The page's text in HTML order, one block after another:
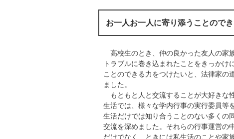
お一人お一人に寄り添うことので
高校生のとき、仲の良かった友人の家
トラブルに巻き込まれたことをきっかけ
ことのできる力をつけたいと、法律家の
ました。
もともと人と交流することが大好きな
生活では、様々な学内行事の実行委員等
生活だけでは知り合うことのない多くの
交流を深めました。それらの行事運営の
だけでなく、ときには私生活のことや家